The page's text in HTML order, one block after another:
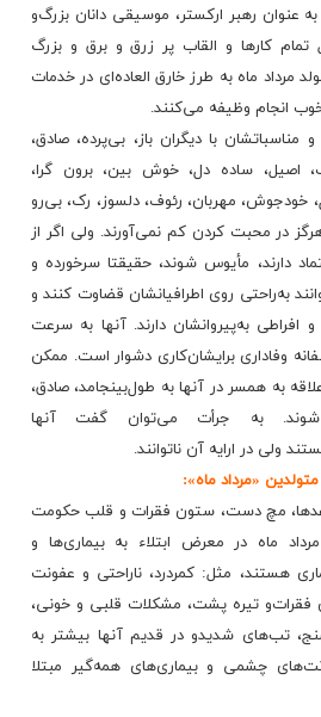
عنوان‌ رهبر ارکستر، موسیقی‌ دانان‌ بزرگ‌و
کارها و القاب‌ پر زرق‌ و برق‌ و بزرگ‌
مرداد ماه‌ به‌ طرز خارق‌ العاده‌ای‌ در خدمات‌
انجام‌ وظیفه‌ می‌کنند.
مناسباتشان‌ با دیگران‌ باز، بی‌پرده‌، صادق‌،
اصیل‌، ساده‌ دل‌، خوش‌ بین‌، برون‌ گرا،
خودجوش‌، مهربان‌، رئوف‌، دلسوز، رک‌، بی‌رو
در محبت‌ کردن‌ کم‌ نمی‌آورند. ولی‌ اگر از
دارند، مأیوس‌ شوند، حقیقتا سرخورده‌ و
به‌راحتی‌ روی‌ اطرافیانشان‌ قضاوت‌ کنند و
افراطی‌ به‌پیروانشان‌ دارند. آنها به‌ سرعت‌
وفاداری‌ برایشان‌کاری‌ دشوار است‌. ممکن‌
به‌ همسر در آنها به‌ طول‌بینجامد، صادق‌،
به‌ جرأت‌ می‌توان‌ گفت‌ آنها
ولی‌ در ارایه‌ آن‌ ناتوانند.
«مرداد ماه‌»:
مچ‌ دست‌، ستون‌ فقرات‌ و قلب‌ حکومت‌
ماه‌ در معرض‌ ابتلاء به‌ بیماری‌ها و
هستند، مثل‌: کمردرد، ناراحتی‌ و عفونت‌
فقرات‌و تیره‌ پشت‌، مشکلات‌ قلبی‌ و خونی‌،
تب‌های‌ شدیدو در قدیم‌ آنها بیشتر به‌
چشمی‌ و بیماری‌های‌ همه‌گیر مبتلا